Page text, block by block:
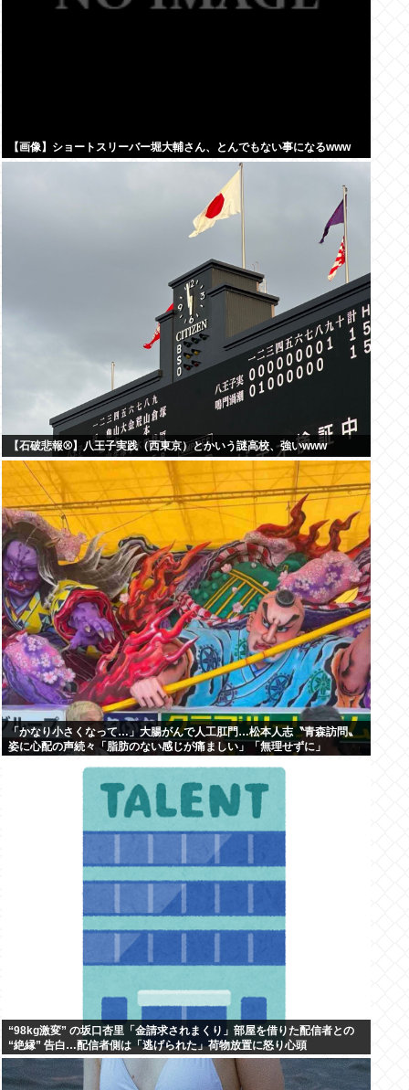
【画像】ショートスリーバー堀大輔さん、とんでもない事になるwww
【石破悲報⚾】八王子実践（西東京）とかいう謎高校、強いwww
「かなり小さくなって…」大腸がんで人工肛門…松本人志〝青森訪問〟
姿に心配の声続々「脂肪のない感じが痛ましい」「無理せずに」
“98kg激変” の坂口杏里「金請求されまくり」部屋を借りた配信者との
“絶縁” 告白…配信者側は「逃げられた」荷物放置に怒り心頭